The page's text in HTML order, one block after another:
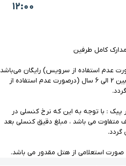
۴ دقیقه با خودرو(۱ کیلومتر و ۷۳۲ متر)
۴ دقیقه با خودرو(۱ کیلومتر و ۷۴۵ متر)
۴ دقیقه با خودرو(۱ کیلومتر و ۸۳۴ متر)
12:00
کامل طرفین
2 سال (درصورت عدم استفاده از سرویس) رایگان می‌باشد
و بازه سنی برای اقامت کودک بین 2 الی 6 سال (درصورت عدم استفاده از
پیک : با توجه به این که نرخ کنسلی در
متفاوت می باشد ، مبلغ دقیق کنسلی بعد
استعلامی از هتل مقدور می باشد.